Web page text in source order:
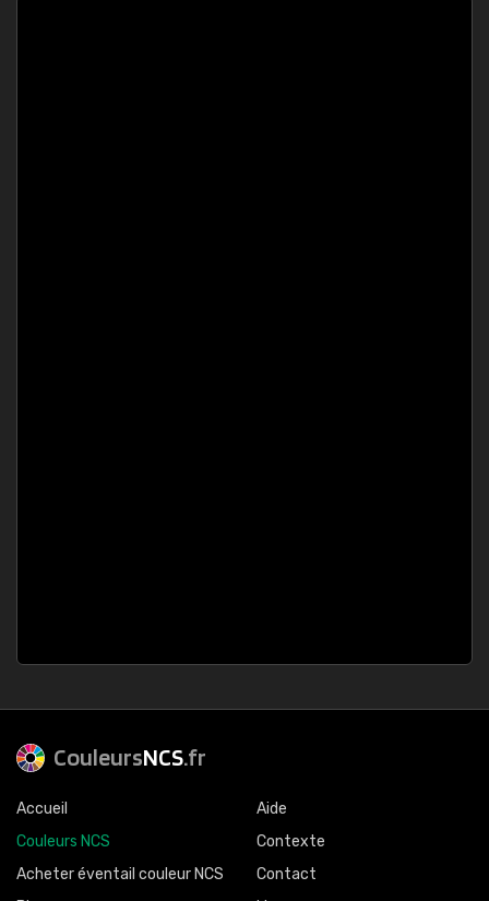
CouleursNCS.fr
Accueil
Couleurs NCS
Acheter éventail couleur NCS
Aide
Contexte
Contact